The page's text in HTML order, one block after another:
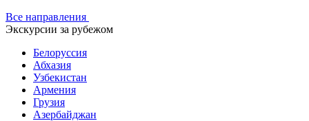
Все направления
Экскурсии за рубежом
Белоруссия
Абхазия
Узбекистан
Армения
Грузия
Азербайджан